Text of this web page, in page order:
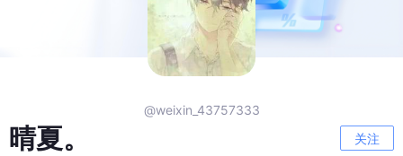
@weixin_43757333
晴夏。 关注